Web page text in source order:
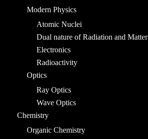
Modern Physics
Atomic Nuclei
Dual nature of Radiation and Matter
Electronics
Radioactivity
Optics
Ray Optics
Wave Optics
Chemistry
Organic Chemistry